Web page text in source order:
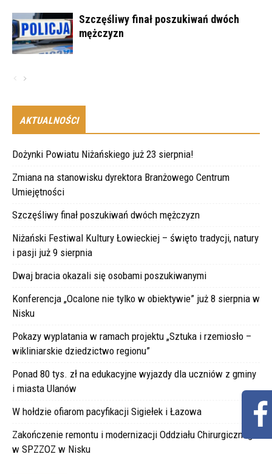
Szczęśliwy finał poszukiwań dwóch
mężczyzn
AKTUALNOŚCI
Dożynki Powiatu Niżańskiego już 23 sierpnia!
Zmiana na stanowisku dyrektora Branżowego Centrum
Umiejętności
Szczęśliwy finał poszukiwań dwóch mężczyzn
Niżański Festiwal Kultury Łowieckiej – święto tradycji, natury
i pasji już 9 sierpnia
Dwaj bracia okazali się osobami poszukiwanymi
Konferencja „Ocalone nie tylko w obiektywie” już 8 sierpnia w
Nisku
Pokazy wyplatania w ramach projektu „Sztuka i rzemiosło –
wikliniarskie dziedzictwo regionu”
Ponad 80 tys. zł na edukacyjne wyjazdy dla uczniów z gminy
i miasta Ulanów
W hołdzie ofiarom pacyfikacji Sigiełek i Łazowa
Zakończenie remontu i modernizacji Oddziału Chirurgicznego
w SPZZOZ w Nisku